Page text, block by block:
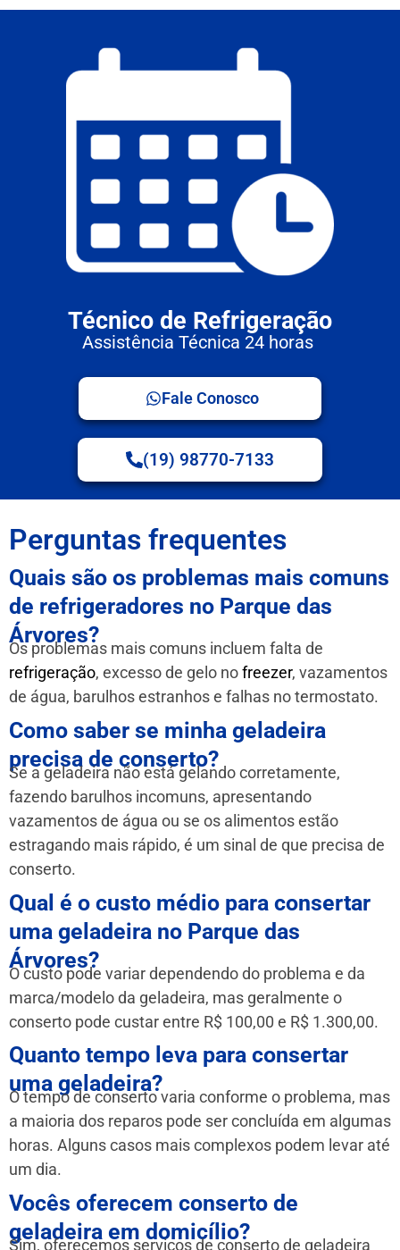
Técnico de Refrigeração
Assistência Técnica 24 horas
Fale Conosco
(19) 98770-7133
Perguntas frequentes
Quais são os problemas mais comuns
de refrigeradores no Parque das
Árvores?
Os problemas mais comuns incluem falta de
refrigeração, excesso de gelo nofreezer, vazamentos
de água, barulhos estranhos e falhas no termostato.
Como saber se minha geladeira
precisa de conserto?
Se a geladeira não está gelando corretamente,
fazendo barulhos incomuns, apresentando
vazamentos de água ou se os alimentos estão
estragando mais rápido, é um sinal de que precisa de
conserto.
Qual é o custo médio para consertar
uma geladeira no Parque das
Árvores?
O custo pode variar dependendo do problema e da
marca/modelo da geladeira, mas geralmente o
conserto pode custar entre R$ 100,00 e R$ 1.300,00.
Quanto tempo leva para consertar
uma geladeira?
O tempo de conserto varia conforme o problema, mas
a maioria dos reparos pode ser concluída em algumas
horas. Alguns casos mais complexos podem levar até
um dia.
Vocês oferecem conserto de
geladeira em domicílio?
Sim, oferecemos serviços de conserto de geladeira